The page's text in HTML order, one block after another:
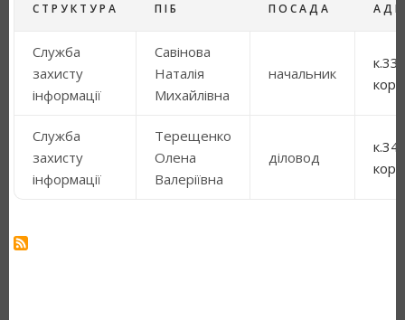
СТРУКТУРА ПІБ ПОСАДА
Служба
захисту
інформації
Савінова
Наталія
Михайлівна
начальник
Служба
захисту
інформації
Терещенко
Олена
Валеріївна
діловод